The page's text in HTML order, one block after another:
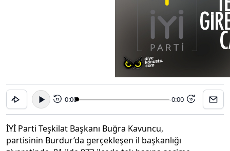
15 0:00 -0:00 15
İYİ Parti Teşkilat Başkanı Buğra Kavuncu,
partisinin Burdur’da gerçekleşen il başkanlığı